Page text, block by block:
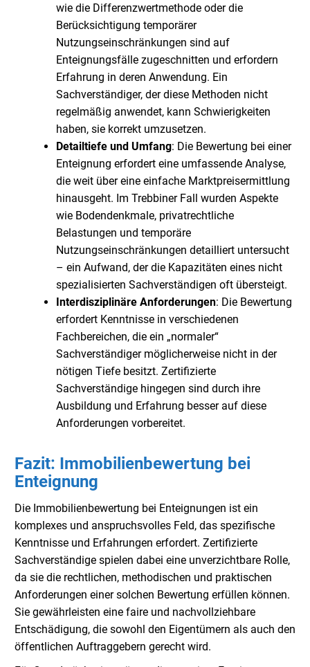
wie die Differenzwertmethode oder die
Berücksichtigung temporärer
Nutzungseinschränkungen sind auf
Enteignungsfälle zugeschnitten und erfordern
Erfahrung in deren Anwendung. Ein
Sachverständiger, der diese Methoden nicht
regelmäßig anwendet, kann Schwierigkeiten
haben, sie korrekt umzusetzen.
Detailtiefe und Umfang: Die Bewertung bei einer
Enteignung erfordert eine umfassende Analyse,
die weit über eine einfache Marktpreisermittlung
hinausgeht. Im Trebbiner Fall wurden Aspekte
wie Bodendenkmale, privatrechtliche
Belastungen und temporäre
Nutzungseinschränkungen detailliert untersucht
– ein Aufwand, der die Kapazitäten eines nicht
spezialisierten Sachverständigen oft übersteigt.
Interdisziplinäre Anforderungen: Die Bewertung
erfordert Kenntnisse in verschiedenen
Fachbereichen, die ein „normaler“
Sachverständiger möglicherweise nicht in der
nötigen Tiefe besitzt. Zertifizierte
Sachverständige hingegen sind durch ihre
Ausbildung und Erfahrung besser auf diese
Anforderungen vorbereitet.
Fazit: Immobilienbewertung bei
Enteignung
Die Immobilienbewertung bei Enteignungen ist ein
komplexes und anspruchsvolles Feld, das spezifische
Kenntnisse und Erfahrungen erfordert. Zertifizierte
Sachverständige spielen dabei eine unverzichtbare Rolle,
da sie die rechtlichen, methodischen und praktischen
Anforderungen einer solchen Bewertung erfüllen können.
Sie gewährleisten eine faire und nachvollziehbare
Entschädigung, die sowohl den Eigentümern als auch den
öffentlichen Auftraggebern gerecht wird.